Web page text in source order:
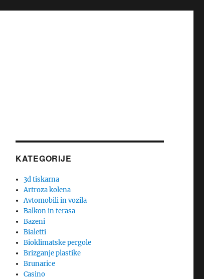
KATEGORIJE
3d tiskarna
Artroza kolena
Avtomobili in vozila
Balkon in terasa
Bazeni
Bialetti
Bioklimatske pergole
Brizganje plastike
Brunarice
Casino